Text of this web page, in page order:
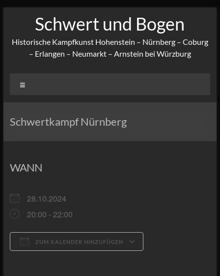
Schwert und Bogen
Historische Kampfkunst Hohenstein – Nürnberg – Coburg
– Erlangen – Neumarkt – Arnstein bei Würzburg
Schwertkampf Nürnberg
WANN
28.10.2024
20:00 - 22:00
ZUM KALENDER HINZUFÜGEN